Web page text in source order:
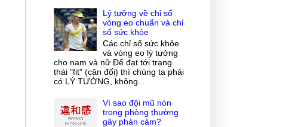
Lý tưởng về chỉ số
vòng eo chuẩn và chỉ
số sức khỏe
Các chỉ số sức khỏe
và vòng eo lý tưởng
cho nam và nữ Để đạt tới trạng
thái "fit" (cân đối) thì chúng ta phải
có LÝ TƯỞNG, không...
Vì sao đội mũ nón
trong phòng thường
gây phản cảm?